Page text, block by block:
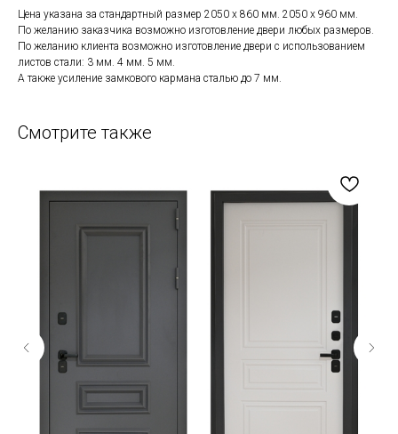
Цена указана за стандартный размер 2050 х 860 мм. 2050 х 960 мм.
По желанию заказчика возможно изготовление двери любых размеров.
По желанию клиента возможно изготовление двери с использованием
листов стали: 3 мм. 4 мм. 5 мм.
А также усиление замкового кармана сталью до 7 мм.
Смотрите также